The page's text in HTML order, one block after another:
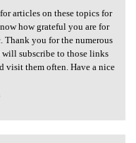
for
articles on these topics for
how grateful you are for
Thank you for the numerous
subscribe to those links
visit them often. Have a nice